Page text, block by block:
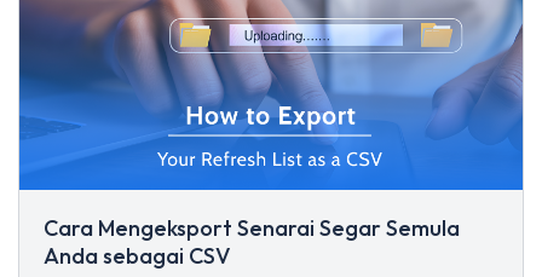
Cara Mengeksport Senarai Segar Semula
Anda sebagai CSV